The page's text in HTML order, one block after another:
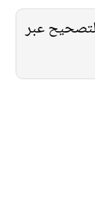
عبر